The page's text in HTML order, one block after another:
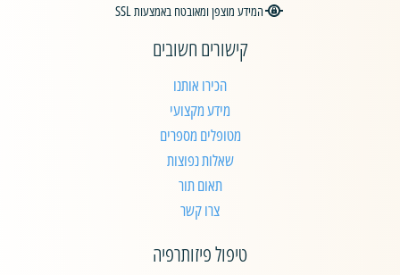
המידע מוצפן ומאובטח באמצעות SSL
קישורים חשובים
הכירו אותנו
מידע מקצועי
מטופלים מספרים
שאלות נפוצות
תאום תור
צרו קשר
טיפול פיזותרפיה